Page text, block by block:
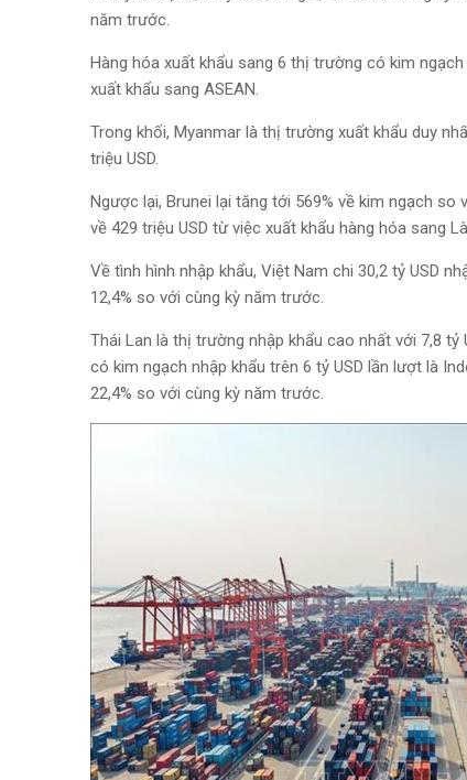
năm trước.
Hàng hóa xuất khẩu sang 6 thị trường có kim
xuất khẩu sang ASEAN.
Trong khối, Myanmar là thị trường xuất khẩu duy
triệu USD.
Ngược lại, Brunei lại tăng tới 569% về kim ngạch
về 429 triệu USD từ việc xuất khẩu hàng hóa sang
Về tình hình nhập khẩu, Việt Nam chi 30,2 tỷ USD
12,4% so với cùng kỳ năm trước.
Thái Lan là thị trường nhập khẩu cao nhất với 7,8
có kim ngạch nhập khẩu trên 6 tỷ USD lần lượt là
22,4% so với cùng kỳ năm trước.